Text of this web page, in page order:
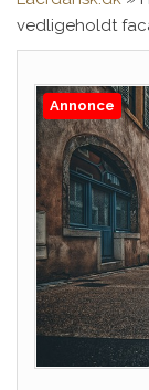
vedligeholdt
Annonce